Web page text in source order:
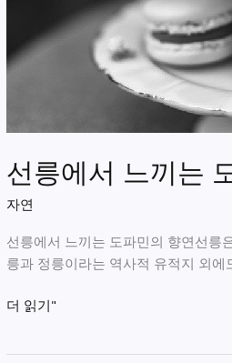
선릉에서 느끼는
자연
선릉에서 느끼는 도파민의 향연선릉
릉과 정릉이라는 역사적 유적지 외
선
더 읽기"